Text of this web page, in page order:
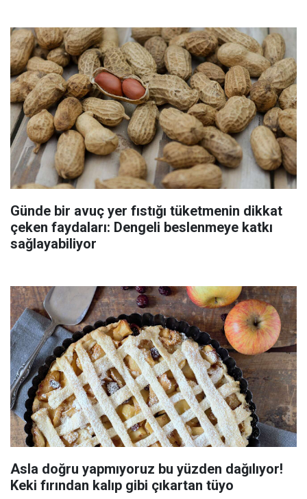
Günde bir avuç yer fıstığı tüketmenin dikkat
çeken faydaları: Dengeli beslenmeye katkı
sağlayabiliyor
Asla doğru yapmıyoruz bu yüzden dağılıyor!
Keki fırından kalıp gibi çıkartan tüyo